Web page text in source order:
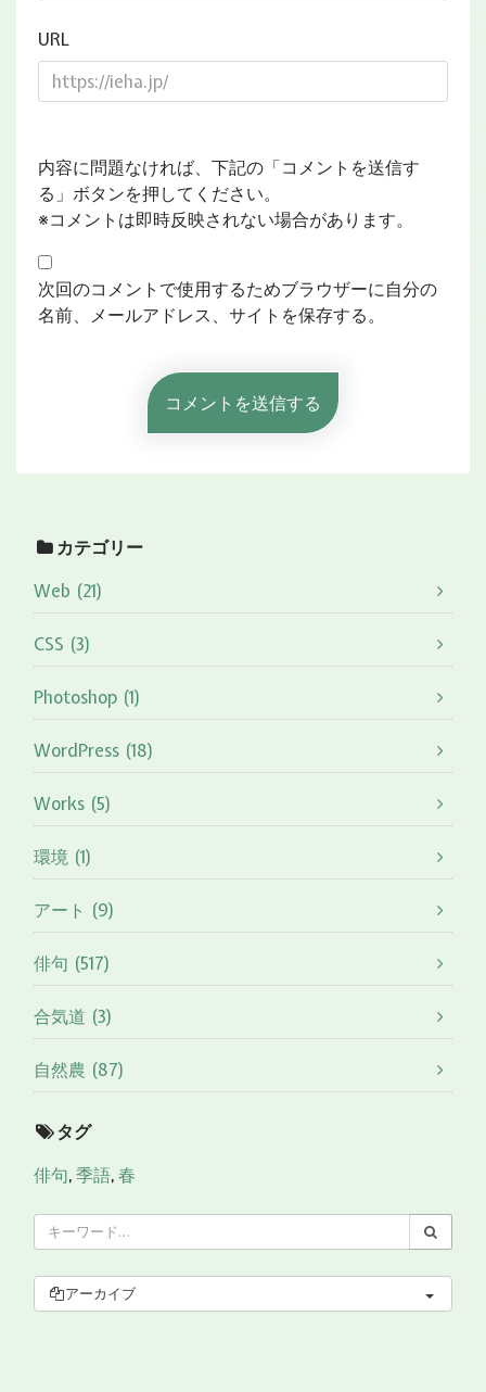
URL
内容に問題なければ、下記の「コメントを送信す
る」ボタンを押してください。
※コメントは即時反映されない場合があります。
次回のコメントで使用するためブラウザーに自分の
名前、メールアドレス、サイトを保存する。
カテゴリー
Web (21)
CSS (3)
Photoshop (1)
WordPress (18)
Works (5)
環境 (1)
アート (9)
俳句 (517)
合気道 (3)
自然農 (87)
タグ
俳句,季語,春
アーカイブ